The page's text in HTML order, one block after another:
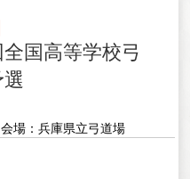
国高等学校弓
会場：兵庫県立弓道場